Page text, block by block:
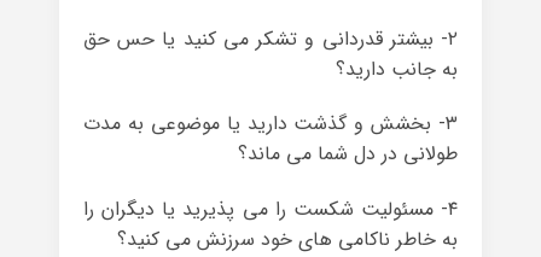
۲- بیشتر قدردانی و تشکر می کنید یا حس حق
به جانب دارید؟
۳- بخشش و گذشت دارید یا موضوعی به مدت
طولانی در دل شما می ماند؟
۴- مسئولیت شکست را می پذیرید یا دیگران را
به خاطر ناکامی های خود سرزنش می کنید؟